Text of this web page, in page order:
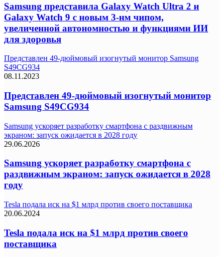
Samsung представила Galaxy Watch Ultra 2 и
Galaxy Watch 9 с новым 3-нм чипом,
увеличенной автономностью и функциями ИИ
для здоровья
Представлен 49-дюймовый изогнутый монитор Samsung
S49CG934
08.11.2023
Представлен 49-дюймовый изогнутый монитор
Samsung S49CG934
Samsung ускоряет разработку смартфона с раздвижным
экраном: запуск ожидается в 2028 году
29.06.2026
Samsung ускоряет разработку смартфона с
раздвижным экраном: запуск ожидается в 2028
году
Tesla подала иск на $1 млрд против своего поставщика
20.06.2024
Tesla подала иск на $1 млрд против своего
поставщика